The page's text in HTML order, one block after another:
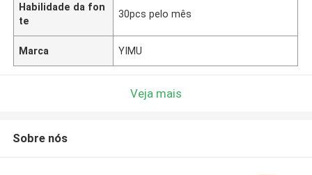
Habilidade da fon
te
30pcs pelo mês
Marca YIMU
Veja mais
Sobre nós